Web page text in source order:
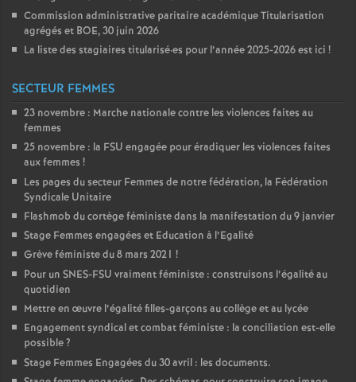
Commission administrative paritaire académique Titularisation
agrégés et BOE, 30 juin 2026
La liste des stagiaires titularisé·es pour l’année 2025-2026 est ici !
SECTEUR FEMMES
23 novembre : Marche nationale contre les violences faites au
femmes
25 novembre : la FSU engagée pour éradiquer les violences faites
aux femmes !
Les pages du secteur Femmes de notre fédération, la Fédération
Syndicale Unitaire
Flashmob du cortège féministe dans la manifestation du 9 janvier
Stage Femmes engagées et Education à l’Egalité
Grève féministe du 8 mars 2021 !
Pour un SNES-FSU vraiment féministe : construisons l’égalité au
quotidien
Mettre en œuvre l’égalité filles-garçons au collège et au lycée
Engagement syndical et combat féministe : la conciliation est-elle
possible?
Stage Femmes Engagées du 30 avril : les documents.